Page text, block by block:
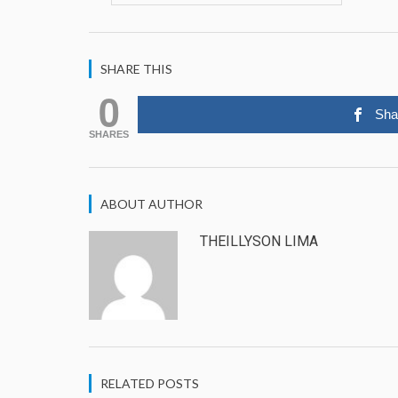
SHARE THIS
0
SHARES
ABOUT AUTHOR
THEILLYSON LIMA
RELATED POSTS